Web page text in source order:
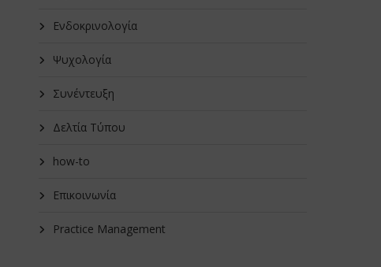
Ενδοκρινολογία
Ψυχολογία
Συνέντευξη
Δελτία Τύπου
how-to
Επικοινωνία
Practice Management